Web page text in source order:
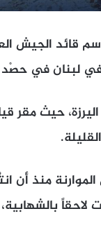
قائد الجيش
لبنان في حصْد
حيث مقر